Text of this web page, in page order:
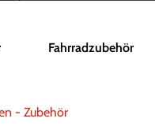
Fahrradzubehör
- Zubehör